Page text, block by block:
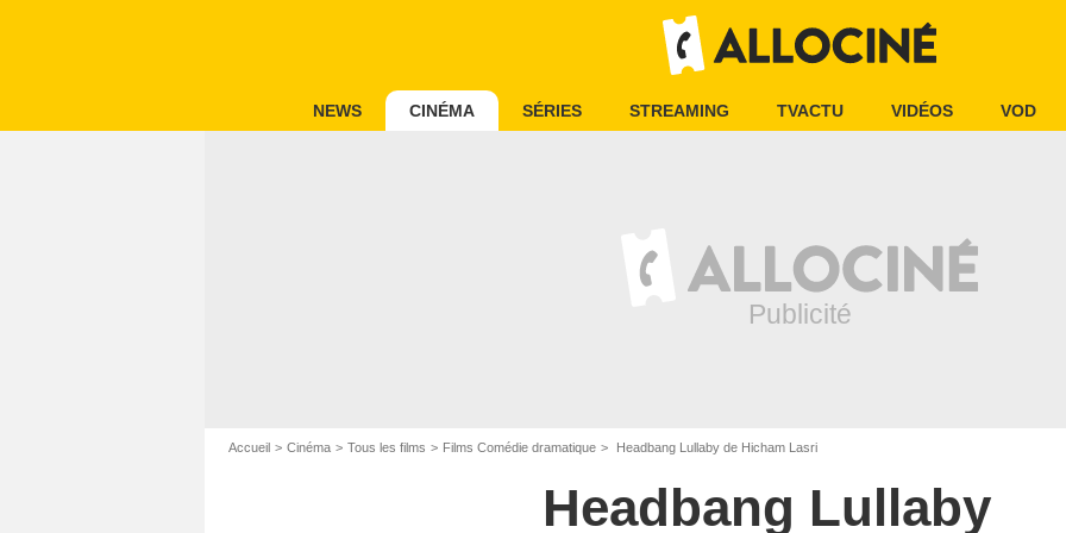
NEWS CINÉMA SÉRIES STREAMING TVACTU VIDÉOS VOD
Accueil Cinéma Tous les films Films Comédie dramatique Headbang Lullaby de Hicham Lasri
Headbang Lullaby